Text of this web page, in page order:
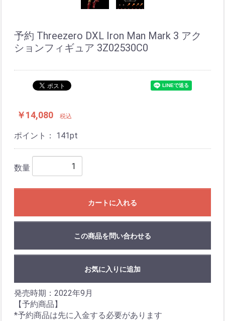
予約 Threezero DXL Iron Man Mark 3 アク
ションフィギュア 3Z02530C0
￥14,080 税込
ポイント： 141pt
数量
カートに入れる
この商品を問い合わせる
お気に入りに追加
発売時期：2022年9月
【予約商品】
*予約商品は先に入金する必要があります